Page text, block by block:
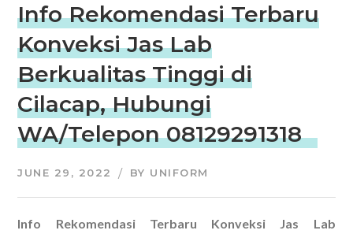
Info Rekomendasi Terbaru
Konveksi Jas Lab
Berkualitas Tinggi di
Cilacap, Hubungi
WA/Telepon 08129291318
JUNE 29, 2022 BY UNIFORM
Info Rekomendasi Terbaru Konveksi Jas Lab